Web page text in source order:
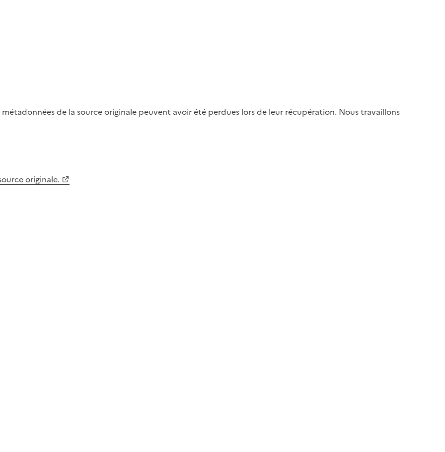
de la source originale peuvent avoir été perdues lors de leur récupération. Nous travaillons
originale.